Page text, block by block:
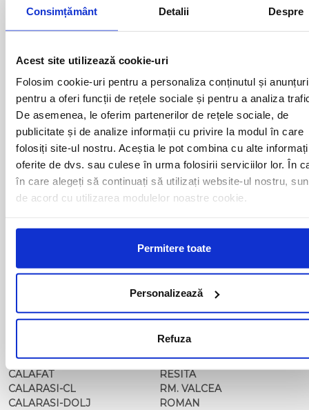
Consimțământ Detalii Despre
Acest site utilizează cookie-uri
Folosim cookie-uri pentru a personaliza conținutul și
pentru a oferi funcții de rețele sociale și pentru a analiza
De asemenea, le oferim partenerilor de rețele sociale, de
publicitate și de analize informații cu privire la modul în care
folosiți site-ul nostru. Aceștia le pot combina cu alte
oferite de dvs. sau culese în urma folosirii serviciilor lor. În
în care alegeți să continuați să utilizați website-ul nostru,
de acord cu utilizarea modulelor noastre cookie.
Permitere toate
Personalizează
Refuza
ACAS
ALBA IULIA
ALEXANDRIA
ARAD
BACAU
BAIA MARE
BAILE HERCULANE
BAILESTI
BALS-IS
BALS-OT
BARCA
BECHET
BISTRITA
BRAILA
BUZAU
CALAFAT
CALARASI-CL
CALARASI-DOLJ
LUGOJ
MEDIAS
MOINESTI
MOTCA
NUSFALAU
OLTENITA
ONESTI
ORADEA
ORSOVA
PASCANI
PERICEI
PETROSANI
PIATRA NEAMT
PITESTI
PLOIESTI
POIANA MARE
RAST
REGHIN
RESITA
RM. VALCEA
ROMAN